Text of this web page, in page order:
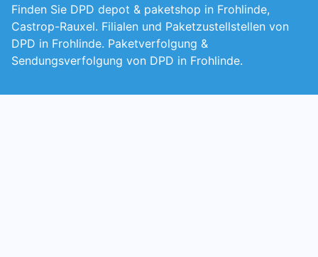
Finden Sie DPD depot & paketshop in Frohlinde,
Castrop-Rauxel. Filialen und Paketzustellstellen von
DPD in Frohlinde. Paketverfolgung &
Sendungsverfolgung von DPD in Frohlinde.